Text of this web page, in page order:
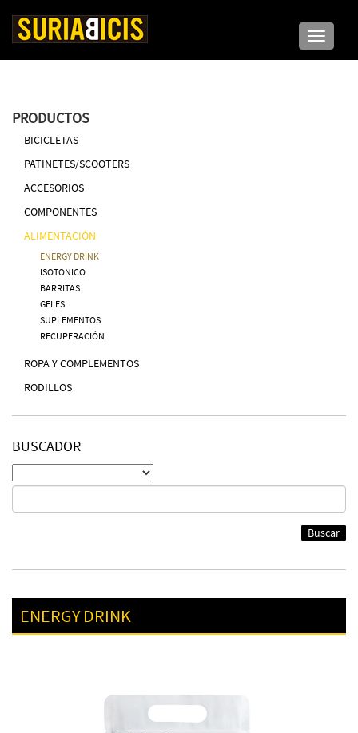
Toggle
PRODUCTOS
BICICLETAS
PATINETES/SCOOTERS
ACCESORIOS
COMPONENTES
ALIMENTACIÓN
ENERGY DRINK
ISOTONICO
BARRITAS
GELES
SUPLEMENTOS
RECUPERACIÓN
ROPA Y COMPLEMENTOS
RODILLOS
BUSCADOR
Buscar
ENERGY DRINK